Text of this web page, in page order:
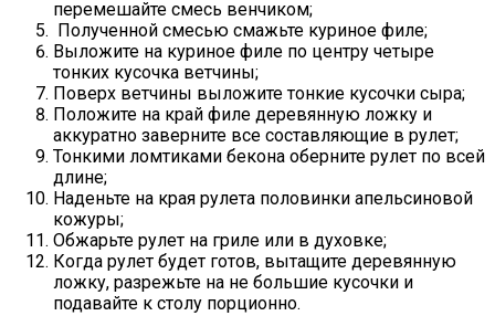
перемешайте смесь венчиком;
Полученной смесью смажьте куриное филе;
Выложите на куриное филе по центру четыре
тонких кусочка ветчины;
Поверх ветчины выложите тонкие кусочки сыра;
Положите на край филе деревянную ложку и
аккуратно заверните все составляющие в рулет;
Тонкими ломтиками бекона оберните рулет по всей
длине;
Наденьте на края рулета половинки апельсиновой
кожуры;
Обжарьте рулет на гриле или в духовке;
Когда рулет будет готов, вытащите деревянную
ложку, разрежьте на не большие кусочки и
подавайте к столу порционно.